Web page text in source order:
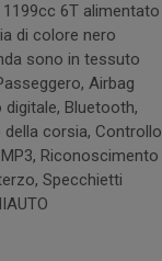
6T alimentato
di colore nero
sono in tessuto
Airbag
Bluetooth,
corsia, Controllo
Riconoscimento
Specchietti